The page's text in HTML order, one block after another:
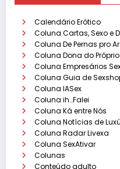
Calendário Erótico
Coluna Cartas, Sexo e
Coluna De Pernas pro
Coluna Dona do Próprio
Coluna Empresários
Coluna Guia de
Coluna IASex
Coluna ih…Falei
Coluna Ká entre Nós
Coluna Notícias de
Coluna Radar Livexa
Coluna SexAtivar
Colunas
Conteúdo adulto